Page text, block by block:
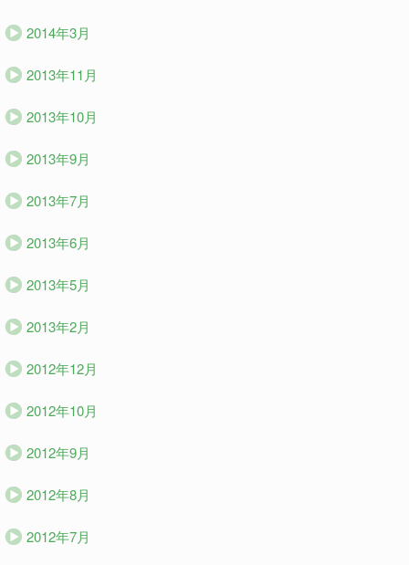
2014年3月
2013年11月
2013年10月
2013年9月
2013年7月
2013年6月
2013年5月
2013年2月
2012年12月
2012年10月
2012年9月
2012年8月
2012年7月